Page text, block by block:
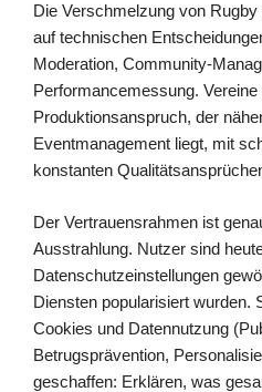
Die Verschmelzung von
auf technischen
Moderation, Community-
Performancemessung.
Produktionsanspruch, der
Eventmanagement liegt, mit
konstanten
Der Vertrauensrahmen ist
Ausstrahlung. Nutzer sind
Datenschutzeinstellungen
Diensten popularisiert wurden.
Cookies und Datennutzung
Betrugsprävention,
geschaffen: Erklären, was